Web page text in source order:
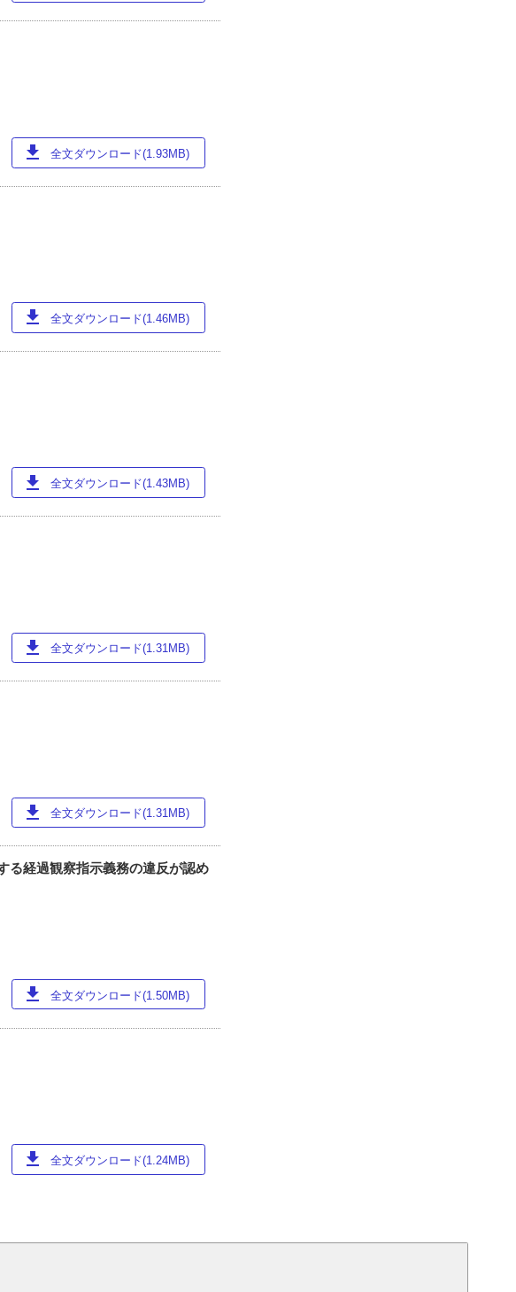
download 全文ダウンロード(1.93MB)
download 全文ダウンロード(1.46MB)
download 全文ダウンロード(1.43MB)
download 全文ダウンロード(1.31MB)
download 全文ダウンロード(1.31MB)
る経過観察指示義務の違反が認め
download 全文ダウンロード(1.50MB)
download 全文ダウンロード(1.24MB)